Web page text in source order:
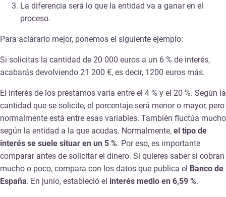
La diferencia será lo que la entidad va a ganar en el
proceso.
Para aclararlo mejor, ponemos el siguiente ejemplo:
Si solicitas la cantidad de 20 000 euros a un 6 % de interés,
acabarás devolviendo 21 200 €, es decir, 1200 euros más.
El interés de los préstamos varía entre el 4 % y el 20 %. Según la
cantidad que se solicite, el porcentaje será menor o mayor, pero
normalmente está entre esas variables. También fluctúa mucho
según la entidad a la que acudas. Normalmente, el tipo de
interés se suele situar en un 5 %. Por eso, es importante
comparar antes de solicitar el dinero. Si quieres saber si cobran
mucho o poco, compara con los datos que publica el Banco de
España. En junio, estableció el interés medio en 6,59 %.